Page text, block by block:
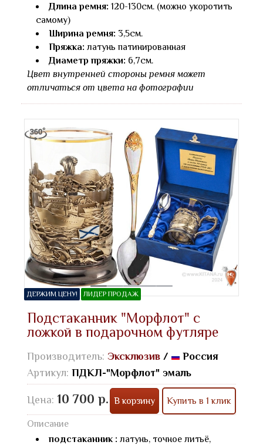
Длина ремня: 120-130см. (можно укоротить
самому)
Ширина ремня: 3,5см.
Пряжка: латунь патинированная
Диаметр пряжки: 6,7см.
Цвет внутренней стороны ремня может
отличаться от цвета на фотографии
ДЕРЖИМ ЦЕНУ! ЛИДЕР ПРОДАЖ
Подстаканник "Морфлот" с
ложкой в подарочном футляре
Производитель: Эксклюзив /
Россия
Артикул: ПДКЛ-"Морфлот" эмаль
Цена: 10 700 р. В корзину Купить в 1 клик
Описание
подстаканник : латунь, точное литьё,